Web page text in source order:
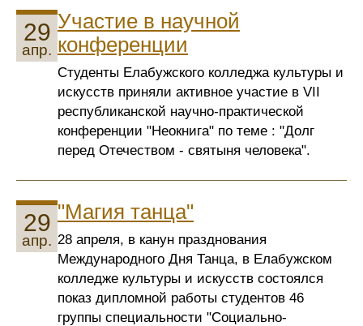
29
апр.
Участие в научной
конференции
Студенты Елабужского колледжа культуры и
искусств приняли активное участие в VII
республиканской научно-практической
конференции "Неокнига" по теме : "Долг
перед Отечеством - святыня человека".
29
апр.
"Магия танца"
28 апреля, в канун празднования
Международного Дня Танца, в Елабужском
колледже культуры и искусств состоялся
показ дипломной работы студентов 46
группы специальности "Социально-